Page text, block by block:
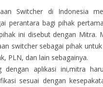
Switcher di Indonesia
perantara bagi pihak
ini disebut dengan Mitra.
switcher sebagai pihak
PLN, dan lain sebagainya.
dengan aplikasi ini,mitra
sesuai dengan